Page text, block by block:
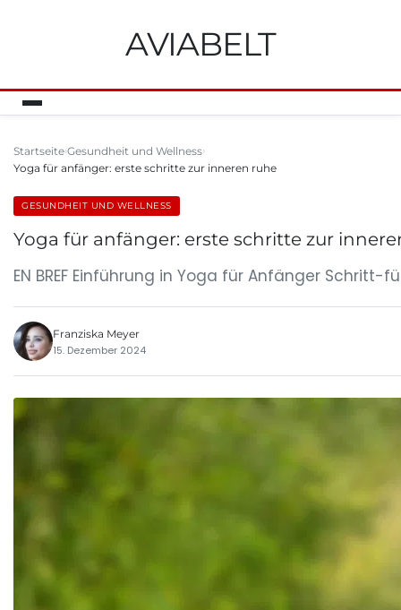
AVIABELT
Startseite Gesundheit und Wellness
Yoga für anfänger: erste schritte zur inneren ruhe
GESUNDHEIT UND WELLNESS
Yoga für anfänger: erste schritte zur
EN BREF Einführung in Yoga für Anfänger
Franziska Meyer
15. Dezember 2024